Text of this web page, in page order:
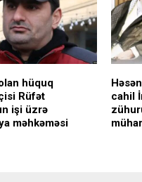
hüquq
Rüfət
işi üzrə
məhkəməsi
cahil